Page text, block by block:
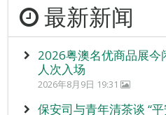
最新新闻
2026粤澳名优商品展
人次入场
2026年8月9日 19:31
保安司与青年清茶谈 “